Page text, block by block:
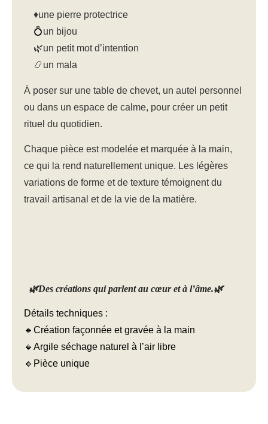
♦️une pierre protectrice
💍un bijou
🌿un petit mot d’intention
📿un mala
À poser sur une table de chevet, un autel personnel
ou dans un espace de calme, pour créer un petit
rituel du quotidien.
Chaque pièce est modelée et marquée à la main,
ce qui la rend naturellement unique. Les légères
variations de forme et de texture témoignent du
travail artisanal et de la vie de la matière.
🌿Des créations qui parlent au cœur et à l’âme.🌿
Détails techniques :
🔸 Création façonnée et gravée à la main
🔸 Argile séchage naturel à l’air libre
🔸 Pièce unique